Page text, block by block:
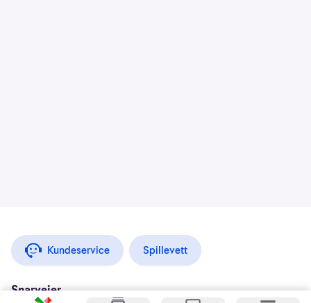
Kundeservice Spillevett
Snarveier